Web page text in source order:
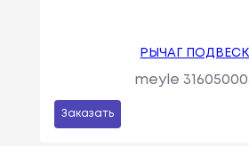
РЫЧАГ
meyle
Заказать